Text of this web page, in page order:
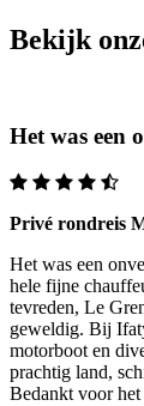
Bekijk
Het was een
Privé rondreis
Het was een
hele fijne
tevreden, Le
geweldig. Bij
motorboot en
prachtig land,
Bedankt voor het